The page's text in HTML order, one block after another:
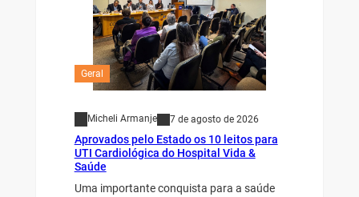
Geral
Micheli Armanje 7 de agosto de 2026
Aprovados pelo Estado os 10 leitos para
UTI Cardiológica do Hospital Vida &
Saúde
Uma importante conquista para a saúde